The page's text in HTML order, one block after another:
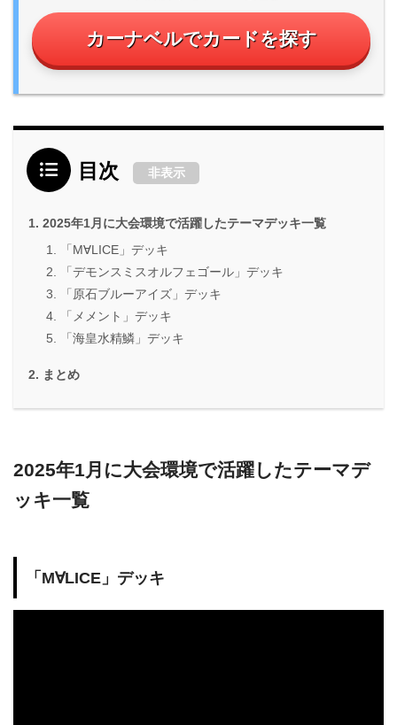
カーナベルでカードを探す
目次 非表示
2025年1月に大会環境で活躍したテーマデッキ一覧
「M∀LICE」デッキ
「デモンスミスオルフェゴール」デッキ
「原石ブルーアイズ」デッキ
「メメント」デッキ
「海皇水精鱗」デッキ
まとめ
2025年1月に大会環境で活躍したテーマデ
ッキ一覧
「M∀LICE」デッキ